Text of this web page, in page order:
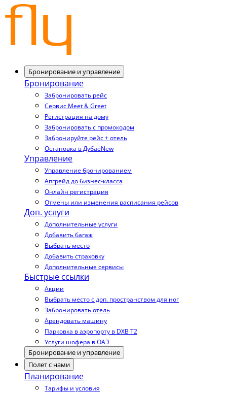
Бронирование и управление
Бронирование
Забронировать рейс
Сервис Meet & Greet
Регистрация на дому
Забронировать с промокодом
Забронируйте рейс + отель
Остановка в ДубаеNew
Управление
Управление бронированием
Апгрейд до бизнес-класса
Онлайн регистрация
Отмены или изменения расписания рейсов
Доп. услуги
Дополнительные услуги
Добавить багаж
Выбрать место
Добавить страховку
Дополнительные сервисы
Быстрые ссылки
Акции
Выбрать место с доп. пространством для ног
Забронировать отель
Арендовать машину
Парковка в аэропорту в DXB T2
Услуги шофера в ОАЭ
Бронирование и управление
Полет с нами
Планирование
Тарифы и условия